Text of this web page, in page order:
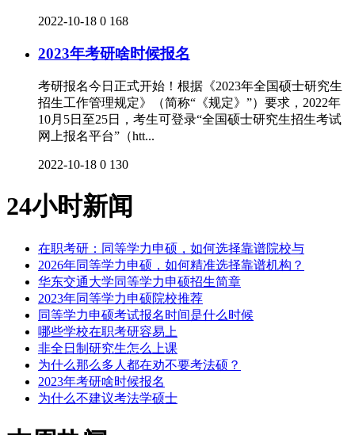
2022-10-18 0 168
2023年考研啥时候报名
考研报名今日正式开始！根据《2023年全国硕士研究生
招生工作管理规定》（简称“《规定》”）要求，2022年
10月5日至25日，考生可登录“全国硕士研究生招生考试
网上报名平台”（htt...
2022-10-18 0 130
24小时新闻
在职考研：同等学力申硕，如何选择靠谱院校与
2026年同等学力申硕，如何精准选择靠谱机构？
华东交通大学同等学力申硕招生简章
2023年同等学力申硕院校推荐
同等学力申硕考试报名时间是什么时候
哪些学校在职考研容易上
非全日制研究生怎么上课
为什么那么多人都在劝不要考法硕？
2023年考研啥时候报名
为什么不建议考法学硕士